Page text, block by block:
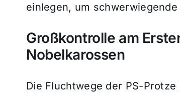
einlegen, um
Großkontrolle am
Nobelkarossen
Die Fluchtwege der PS-